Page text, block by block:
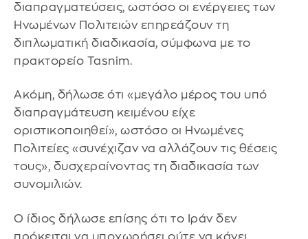
διαπραγματεύσεις, ωστόσο οι ενέργειες των
Ηνωμένων Πολιτειών επηρεάζουν τη
διπλωματική διαδικασία, σύμφωνα με το
πρακτορείο Tasnim.
Ακόμη, δήλωσε ότι «μεγάλο μέρος του υπό
διαπραγμάτευση κειμένου είχε
οριστικοποιηθεί», ωστόσο οι Ηνωμένες
Πολιτείες «συνέχιζαν να αλλάζουν τις θέσεις
τους», δυσχεραίνοντας τη διαδικασία των
συνομιλιών.
Ο ίδιος δήλωσε επίσης ότι το Ιράν δεν
πρόκειται να υποχωρήσει ούτε να κάνει